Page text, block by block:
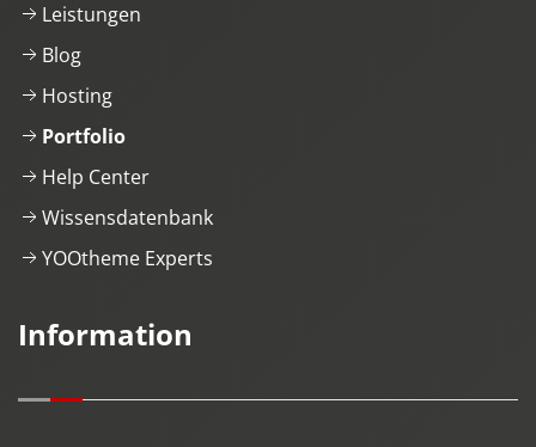
Leistungen
Blog
Hosting
Portfolio
Help Center
Wissensdatenbank
YOOtheme Experts
Information